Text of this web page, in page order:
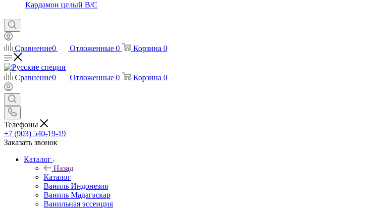
Кардамон целый В/С
Сравнение0 Отложенные 0 Корзина 0
Сравнение0 Отложенные 0 Корзина 0
Телефоны
+7 (903) 540-19-19
Заказать звонок
Каталог
Назад
Каталог
Ваниль Индонезия
Ваниль Мадагаскар
Ванильная эссенция